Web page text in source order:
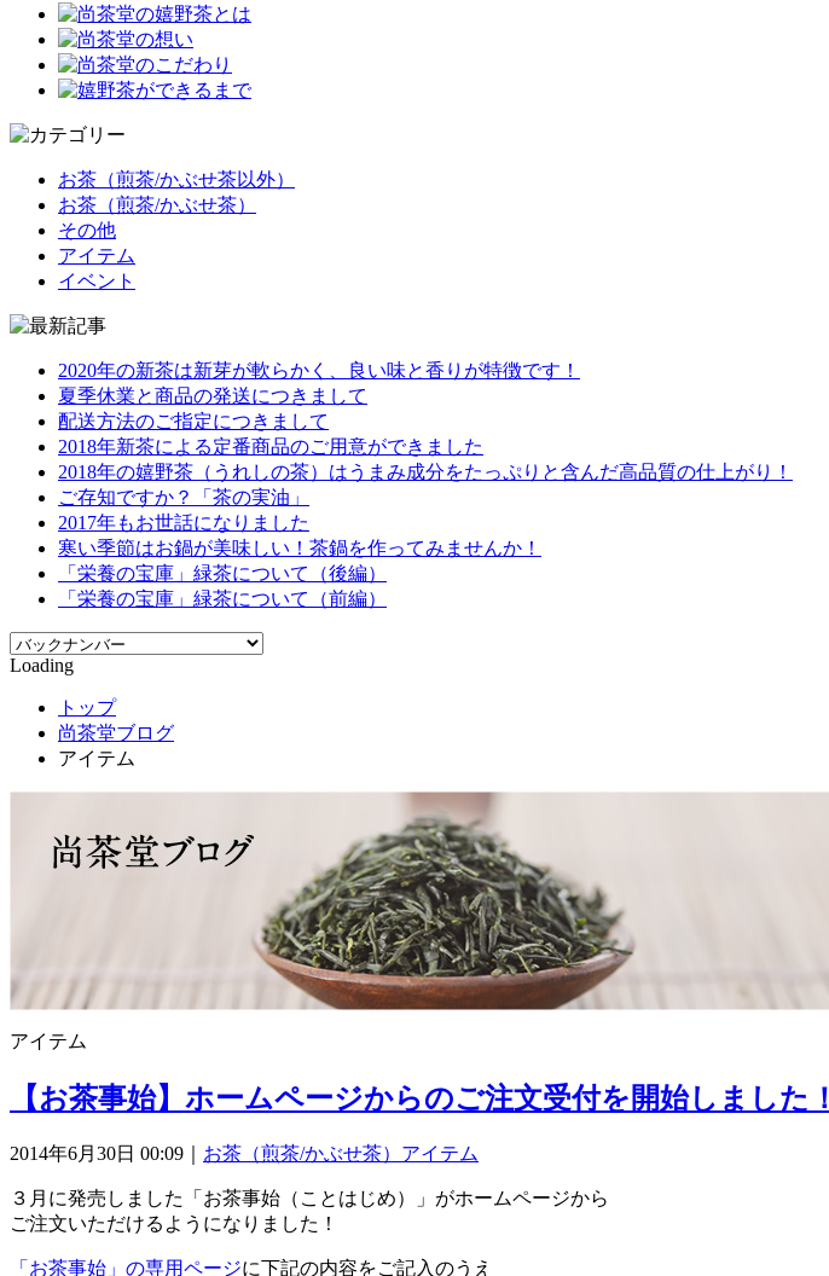
お茶（煎茶/かぶせ茶以外）
お茶（煎茶/かぶせ茶）
その他
アイテム
イベント
2020年の新茶は新芽が軟らかく、良い味と香りが特徴です！
夏季休業と商品の発送につきまして
配送方法のご指定につきまして
2018年新茶による定番商品のご用意ができました
2018年の嬉野茶（うれしの茶）はうまみ成分をたっぷりと含んだ高品質の仕上がり！
ご存知ですか？「茶の実油」
2017年もお世話になりました
寒い季節はお鍋が美味しい！茶鍋を作ってみませんか！
「栄養の宝庫」緑茶について（後編）
「栄養の宝庫」緑茶について（前編）
Loading
トップ
尚茶堂ブログ
アイテム
アイテム
【お茶事始】ホームページからのご注文受付を開始しました！
2014年6月30日 00:09｜ お茶（煎茶/かぶせ茶） アイテム
３月に発売しました「お茶事始（ことはじめ）」がホームページから
ご注文いただけるようになりました！
「お茶事始」の専用ページに下記の内容をご記入のうえ